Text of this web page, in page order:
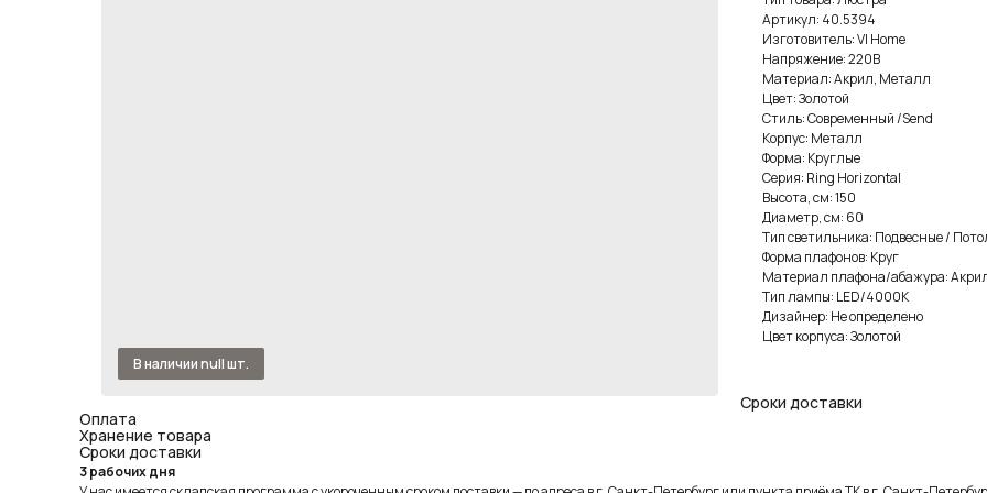
Артикул: 40.5394
Изготовитель: VI Home
Напряжение: 220В
Материал: Акрил, Металл
Цвет: Золотой
Стиль: Современный /Send
Корпус: Металл
Форма: Круглые
Серия: Ring Horizontal
Высота, см: 150
Диаметр, см: 60
Тип светильника: Подвесные /
Форма плафонов: Круг
Материал плафона/абажура:
Тип лампы: LED/4000K
Дизайнер: Не определено
Цвет корпуса: Золотой
Сроки доставки
Оплата
Хранение товара
Сроки доставки
3 рабочих дня